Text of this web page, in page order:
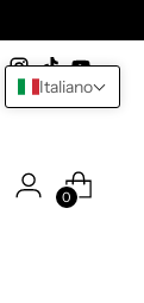
0
Italiano